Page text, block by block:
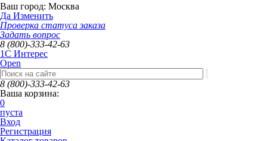
Ваш город: Москва
Да Изменить
Проверка статуса заказа
Задать вопрос
8 (800)-333-42-63
1C Интерес
Open
8 (800)-333-42-63
Ваша корзина:
0
пуста
Вход
Регистрация